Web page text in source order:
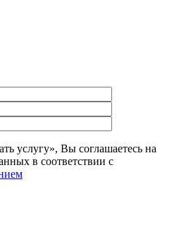
услугу», Вы соглашаетесь на
в соответствии с